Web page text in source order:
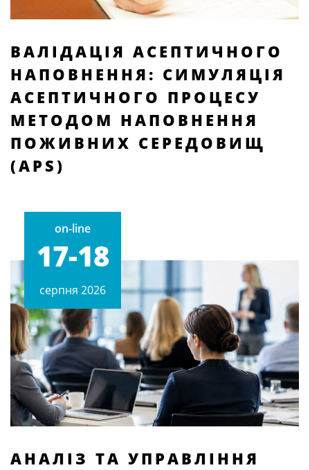
ВАЛІДАЦІЯ АСЕПТИЧНОГО
НАПОВНЕННЯ: СИМУЛЯЦІЯ
АСЕПТИЧНОГО ПРОЦЕСУ
МЕТОДОМ НАПОВНЕННЯ
ПОЖИВНИХ СЕРЕДОВИЩ
(APS)
on-line
17-18
cерпня 2026
АНАЛІЗ ТА УПРАВЛІННЯ